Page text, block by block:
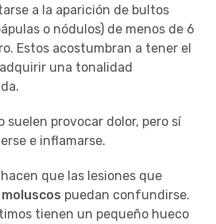
a la aparición de bultos
o nódulos) de menos de 6
Estos acostumbran a tener el
una tonalidad
suelen provocar dolor, pero sí
e inflamarse.
que las lesiones que
puedan confundirse.
tienen un pequeño hueco